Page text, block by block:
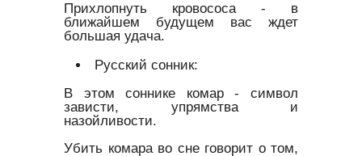
Прихлопнуть кровососа - в
ближайшем будущем вас ждет
большая удача.
Русский сонник:
В этом соннике комар - символ
зависти, упрямства и
назойливости.
Убить комара во сне говорит о том,